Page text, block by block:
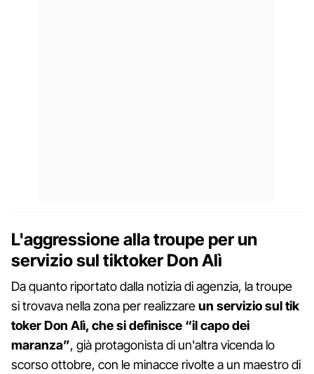
L'aggressione alla troupe per un
servizio sul tiktoker Don Alì
Da quanto riportato dalla notizia di agenzia, la troupe
si trovava nella zona per realizzareun servizio sul tik
toker Don Alì, che si definisce “il capo dei
maranza”, già protagonista di un'altra vicenda lo
scorso ottobre, con le minacce rivolte a un maestro di